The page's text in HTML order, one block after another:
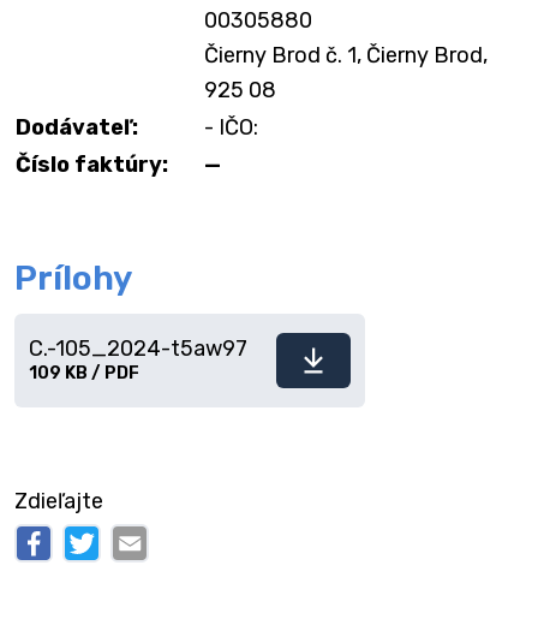
00305880
Čierny Brod č. 1, Čierny Brod,
925 08
Dodávateľ:
- IČO:
Číslo faktúry:
—
Prílohy
Stiahnuť
C.-105_2024-t5aw97
109 KB / PDF
Zdieľajte